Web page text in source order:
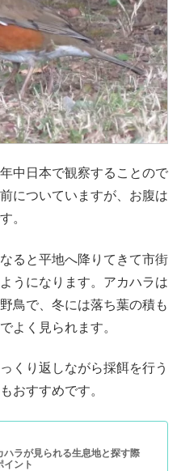
中日本で観察することので
についていますが、お腹は
。
ると平地へ降りてきて市街
うになります。アカハラは
鳥で、冬には落ち葉の積も
よく見られます。
くり返しながら採餌を行う
おすすめです。
ハラが見られる生息地と探す際
イント